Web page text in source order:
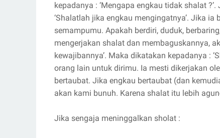
kepadanya : ‘Mengapa engkau tidak shalat
‘Shalatlah jika engkau mengingatnya’. Jika
semampumu. Apakah berdiri, duduk,
mengerjakan shalat dan membaguskannya,
kewajibannya’. Maka dikatakan kepadanya :
orang lain untuk dirimu. Ia mesti dikerjakan
bertaubat. Jika engkau bertaubat (dan
akan kami bunuh. Karena shalat itu lebih
Jika sengaja meninggalkan sholat :